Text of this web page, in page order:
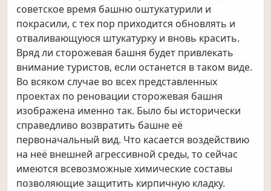
советское время башню оштукатурили и
покрасили, с тех пор приходится обновлять и
отваливающуюся штукатурку и вновь красить.
Вряд ли сторожевая башня будет привлекать
внимание туристов, если останется в таком виде.
Во всяком случае во всех представленных
проектах по реновации сторожевая башня
изображена именно так. Было бы исторически
справедливо возвратить башне её
первоначальный вид. Что касается воздействию
на неё внешней агрессивной среды, то сейчас
имеются всевозможные химические составы
позволяющие защитить кирпичную кладку.